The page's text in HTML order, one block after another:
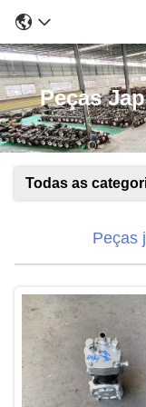
Peças
Todas as
Peças